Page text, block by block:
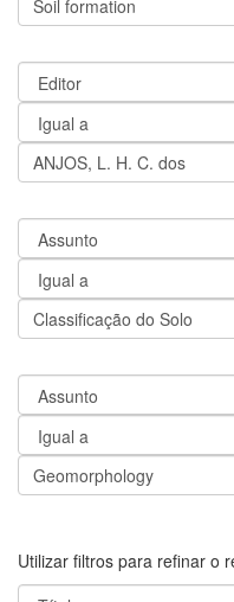
Utilizar filtros para refinar o